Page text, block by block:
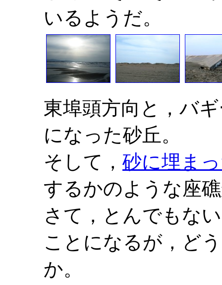
いるようだ。
東埠頭方向と，バ
になった砂丘。
そして， 砂に埋ま
するかのような座
さて，とんでもな
ことになるが，ど
か。